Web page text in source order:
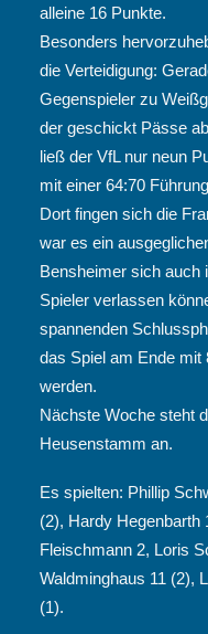
alleine 16 Punkte.
Besonders
die Verteidigung:
Gegenspieler zu
der geschickt Pässe
ließ der VfL nur neun
mit einer 64:70
Dort fingen sich die
war es ein
Bensheimer sich auch
Spieler verlassen
spannenden
das Spiel am Ende mit
werden.
Nächste Woche steht
Heusenstamm an.
Es spielten: Phillip
(2), Hardy Hegenbarth
Fleischmann 2, Loris
Waldminghaus 11 (2),
(1).